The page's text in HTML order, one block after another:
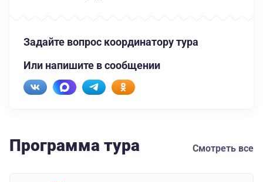
Задайте вопрос координатору тура
Или напишите в сообщении
Программа тура Смотреть все